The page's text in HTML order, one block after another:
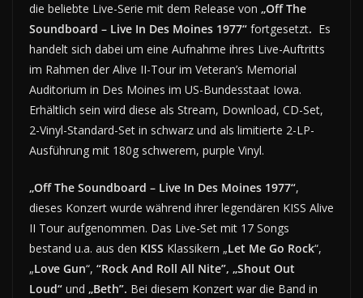
die beliebte Live-Serie mit dem Release von „Off The
Soundboard – Live In Des Moines 1977“ fortgesetzt. Es
handelt sich dabei um eine Aufnahme ihres Live-Auftritts
im Rahmen der Alive II-Tour im Veteran’s Memorial
Auditorium in Des Moines im US-Bundesstaat Iowa.
Erhältlich sein wird diese als Stream, Download, CD-Set,
2-Vinyl-Standard-Set in schwarz und als limitierte 2-LP-
Ausführung mit 180g schwerem, purple Vinyl.
„Off The Soundboard – Live In Des Moines 1977“,
dieses Konzert wurde während ihrer legendären KISS Alive
II Tour aufgenommen. Das Live-Set mit 17 Songs
bestand u.a. aus den KISS Klassikern „Let Me Go Rock“,
„Love Gun“, “Rock And Roll All Nite”, „Shout Out
Loud“ und „Beth”. Bei diesem Konzert war die Band in